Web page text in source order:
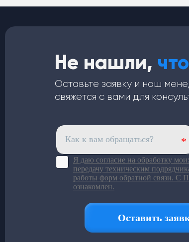
Не нашли,
Оставьте заявку и наш
свяжется с вами для